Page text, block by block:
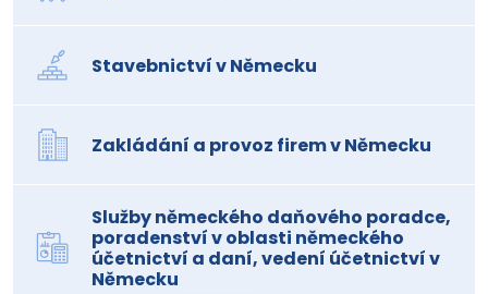
Stavebnictví v Německu
Zakládání a provoz firem v Německu
Služby německého daňového poradce,
poradenství v oblasti německého
účetnictví a daní, vedení účetnictví v
Německu